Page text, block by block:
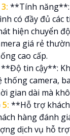
3: **Tính năng**:
có đầy đủ các
hiện chuyển
giá rẻ
cao cấp.
tin cậy**:
thống camera,
gian dài mà
5: **Hỗ trợ
hàng đánh
dịch vụ hỗ